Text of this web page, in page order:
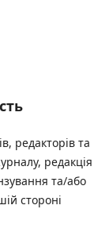
редакторів та
редакція
та/або
стороні